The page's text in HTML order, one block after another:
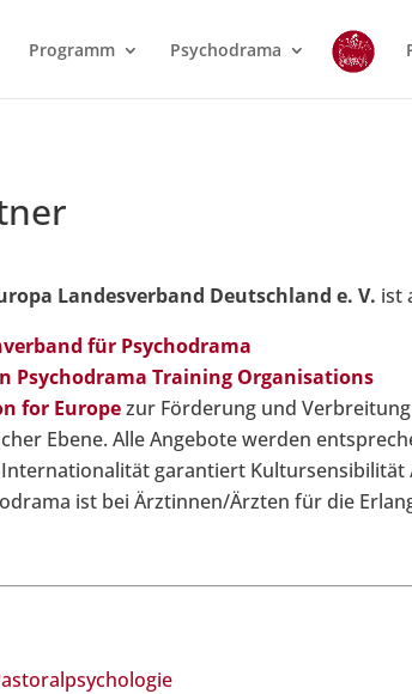
Programm Psychodrama
Landesverband Deutschland e. V. ist
für Psychodrama
Psychodrama Training Organisations
for Europezur Förderung und
Ebene. Alle Angebote werden
garantiert
ist bei Ärztinnen/Ärzten für die